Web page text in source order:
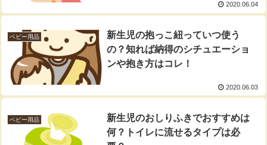
2020.06.04
ベビー用品
新生児の抱っこ紐っていつ使う
の？知れば納得のシチュエーショ
ンや抱き方はコレ！
2020.06.03
ベビー用品
新生児のおしりふきでおすすめは
何？トイレに流せるタイプは必